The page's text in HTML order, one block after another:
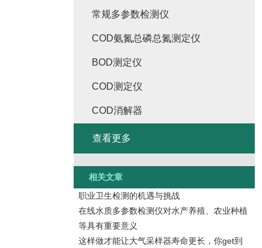
常规多参数检测仪
COD氨氮总磷总氮测定仪
BOD测定仪
COD测定仪
COD消解器
查看更多
相关文章
职业卫生检测的机遇与挑战
在线水质多参数检测仪对水产养殖、农业种植
等具有重要意义
这样做才能让大气采样器寿命更长，你get到